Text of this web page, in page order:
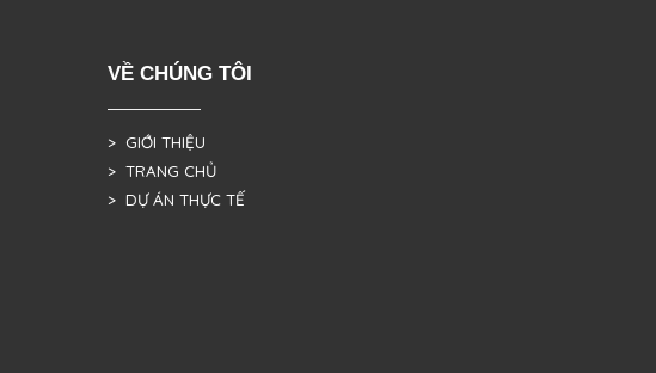
VỀ CHÚNG TÔI
> GIỚI THIỆU
> TRANG CHỦ
> DỰ ÁN THỰC TẾ